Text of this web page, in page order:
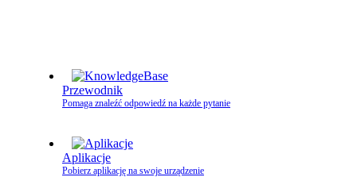
Przewodnik
Pomaga znaleźć odpowiedź na każde pytanie
Aplikacje
Pobierz aplikację na swoje urządzenie